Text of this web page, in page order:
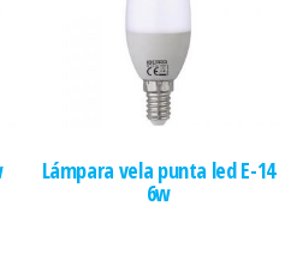
Lámpara vela punta led E-14
6w